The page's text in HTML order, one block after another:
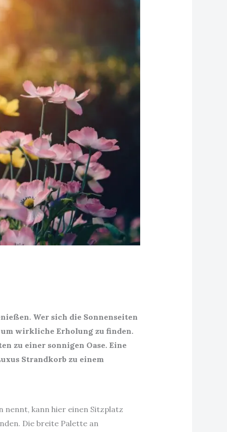
Wer sich die Sonnenseiten
wirkliche Erholung zu finden.
zu einer sonnigen Oase. Eine
Strandkorb zu einem
nennt, kann hier einen Sitzplatz
Die breite Palette an